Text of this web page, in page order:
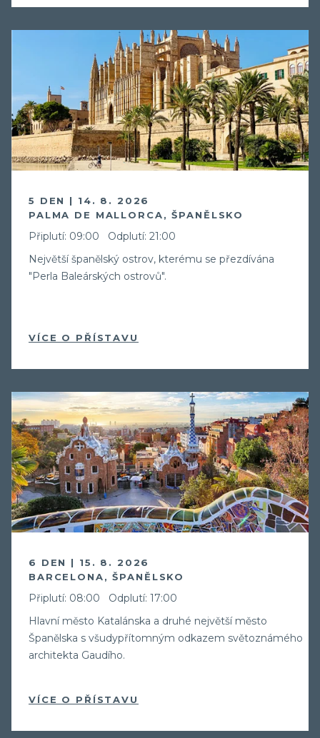
5 DEN | 14. 8. 2026
PALMA DE MALLORCA, ŠPANĚLSKO
Připlutí: 09:00 Odplutí: 21:00
Největší španělský ostrov, kterému se přezdívána
"Perla Baleárských ostrovů".
VÍCE O PŘÍSTAVU
6 DEN | 15. 8. 2026
BARCELONA, ŠPANĚLSKO
Připlutí: 08:00 Odplutí: 17:00
Hlavní město Katalánska a druhé největší město
Španělska s všudypřítomným odkazem světoznámého
architekta Gaudího.
VÍCE O PŘÍSTAVU